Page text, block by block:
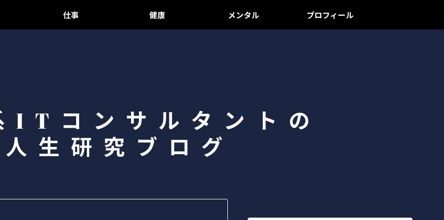
仕事 健康 メンタル プロフィール